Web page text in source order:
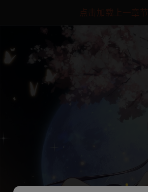
点击加载上一章节